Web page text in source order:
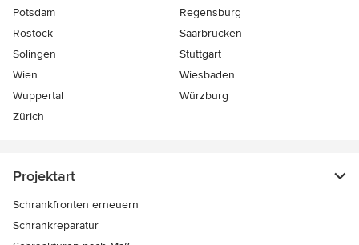
Potsdam
Regensburg
Rostock
Saarbrücken
Solingen
Stuttgart
Wien
Wiesbaden
Wuppertal
Würzburg
Zürich
Projektart
Schrankfronten erneuern
Schrankreparatur